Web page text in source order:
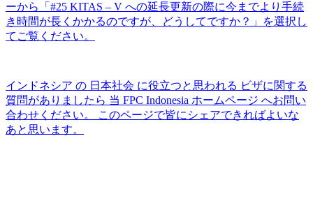
ーから「#25 KITAS – V への延長更新の際に今までより手続
き時間が長くかかるのですが、どうしてですか？」を選択し
てご覧ください。
インドネシア の 日本社会 に役立つと思われる ビザに関する
質問がありましたら 当 FPC Indonesia ホームページ へお問い
合わせください。 このページで皆にシェアできればよいな
あと思います。